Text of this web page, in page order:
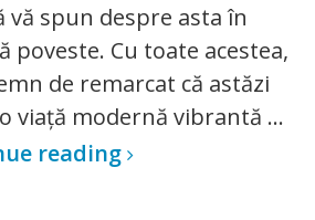
vă spun despre asta în
poveste. Cu toate acestea,
de remarcat că astăzi
viață modernă vibrantă …
reading